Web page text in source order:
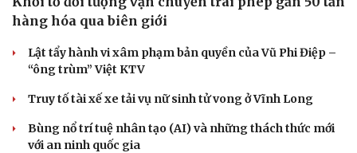
hàng hóa qua biên giới
Lật tẩy hành vi xâm phạm bản quyền của Vũ Phi Điệp –
“ông trùm” Việt KTV
Truy tố tài xế xe tải vụ nữ sinh tử vong ở Vĩnh Long
Bùng nổ trí tuệ nhân tạo (AI) và những thách thức mới
với an ninh quốc gia